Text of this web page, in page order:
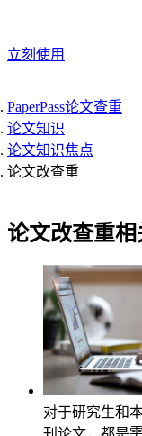
立刻使用
PaperPass论文查重
论文知识
论文知识焦点
论文改查重
论文改查重
对于研究生和